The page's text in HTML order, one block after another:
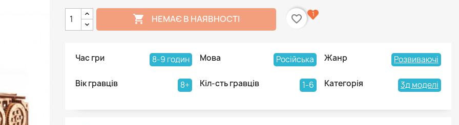
 НЕМАЄ В НАЯВНОСТІ favorite_border 1
Час гри 8-9 годин Мова Російська Жанр Розвиваючі
Вік гравців 8+ Кіл-сть гравців 1-6 Категорія 3д моделі